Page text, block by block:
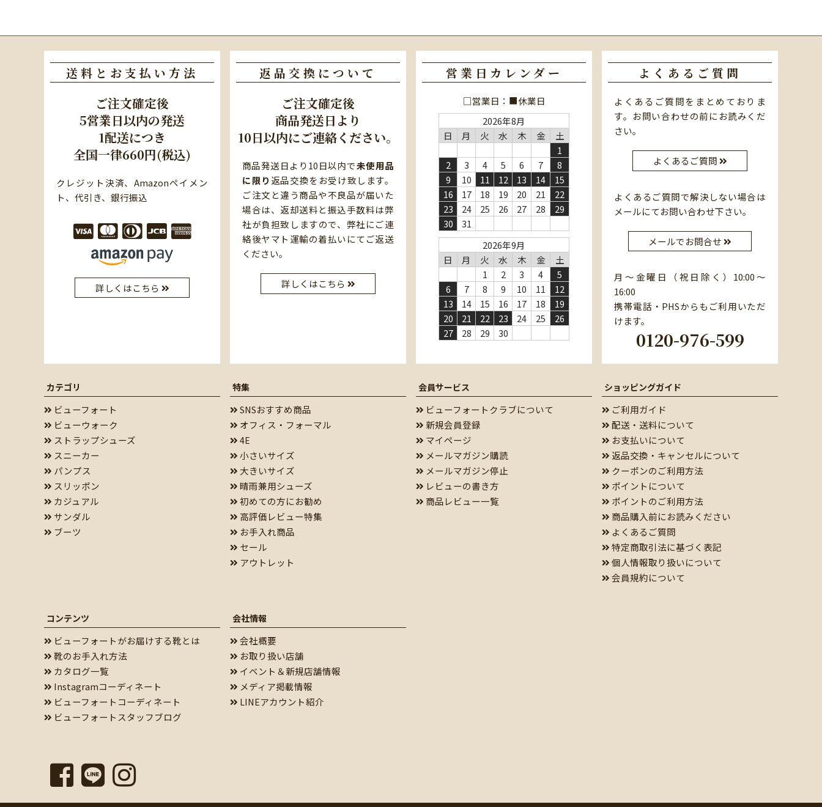
送料とお支払い方法
ご注文確定後
5営業日以内の発送
1配送につき
全国一律660円(税込)
クレジット決済、Amazonペイメン
ト、代引き、銀行振込
詳しくはこちら
返品交換について
ご注文確定後
商品発送日より
10日以内にご連絡ください。
商品発送日より10日以内で未使用品
に限り 返品交換をお受け致します。
ご注文と違う商品や不良品が届いた
場合は、返却送料と振込手数料は弊
社が負担致しますので、弊社にご連
絡後ヤマト運輸の着払いにてご返送
ください。
詳しくはこちら
営業日カレンダー
□営業日：■休業日
2026年8月
日
月 火 水 木 金
土
1
2
3 4 5 6 7
8
9
10 11 12 13 14
15
16
17 18 19 20 21
22
23
24 25 26 27 28
29
30
31
2026年9月
日
月 火 水 木 金
土
1
2 3 4
5
6
7 8 9 10 11
12
13
14 15 16 17 18
19
20
21 22 23 24 25
26
27
28 29 30
よくあるご質問
よくあるご質問をまとめておりま
す。お問い合わせの前にお読みくだ
さい。
よくあるご質問
よくあるご質問で解決しない場合は
メールにてお問い合わせ下さい。
メールでお問合せ
月～金曜日（祝日除く）10:00～
16:00
携帯電話・PHSからもご利用いただ
けます。
0120-976-599
カテゴリ
ビューフォート
ビューウォーク
ストラップシューズ
スニーカー
パンプス
スリッポン
カジュアル
サンダル
ブーツ
特集
SNSおすすめ商品
オフィス・フォーマル
4E
小さいサイズ
大きいサイズ
晴雨兼用シューズ
初めての方にお勧め
高評価レビュー特集
お手入れ商品
セール
アウトレット
会員サービス
ビューフォートクラブについて
新規会員登録
マイページ
メールマガジン購読
メールマガジン停止
レビューの書き方
商品レビュー一覧
ショッピングガイド
ご利用ガイド
配送・送料について
お支払いについて
返品交換・キャンセルについて
クーポンのご利用方法
ポイントについて
ポイントのご利用方法
商品購入前にお読みください
よくあるご質問
特定商取引法に基づく表記
個人情報取り扱いについて
会員規約について
コンテンツ
ビューフォートがお届けする靴とは
靴のお手入れ方法
カタログ一覧
Instagramコーディネート
ビューフォートコーディネート
ビューフォートスタッフブログ
会社情報
会社概要
お取り扱い店舗
イベント＆新規店舗情報
メディア掲載情報
LINEアカウント紹介